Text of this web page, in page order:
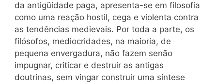
da antigüidade paga, apresenta-se em filosofia
como uma reação hostil, cega e violenta contra
as tendências medievais. Por toda a parte, os
filósofos, mediocridades, na maioria, de
pequena envergadura, não fazem senão
impugnar, criticar e destruir as antigas
doutrinas, sem vingar construir uma síntese